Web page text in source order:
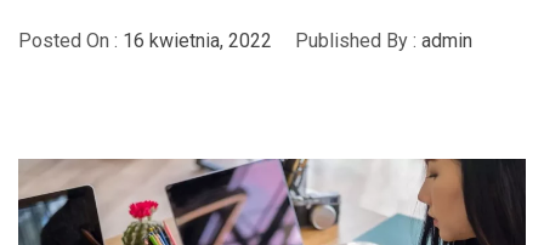
Posted On : 16 kwietnia, 2022 Published By : admin